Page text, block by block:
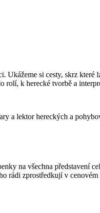
Ukážeme si cesty, skrz
rolí, k herecké tvorbě a
a lektor hereckých a
na všechna
rádi zprostředkují v